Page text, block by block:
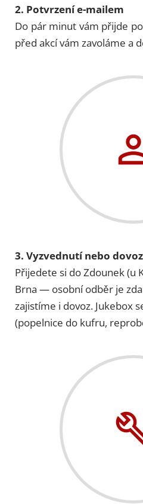
2. Potvrzení e-mailem
Do pár minut vám přijde
před akcí vám zavoláme a
3. Vyzvednutí nebo dovoz
Přijedete si do Zdounek (u
Brna — osobní odběr je
zajistíme i dovoz. Jukebox
(popelnice do kufru,